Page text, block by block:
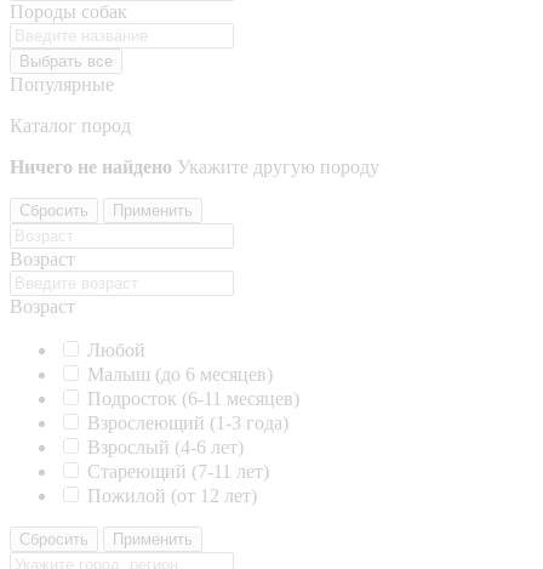
Породы собак
Выбрать все
Популярные
Каталог пород
Ничего не найдено Укажите другую породу
Сбросить Применить
Возраст
Возраст
Любой
Малыш (до 6 месяцев)
Подросток (6-11 месяцев)
Взрослеющий (1-3 года)
Взрослый (4-6 лет)
Стареющий (7-11 лет)
Пожилой (от 12 лет)
Сбросить Применить